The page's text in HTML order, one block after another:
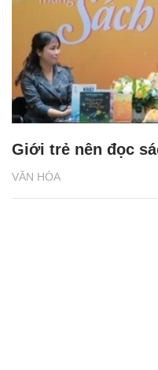
VĂN HÓA
Giới trẻ nên đọc